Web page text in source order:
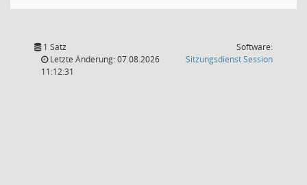
1 Satz
Letzte Änderung: 07.08.2026
11:12:31
Software:
SitzungsdienstSession(Wird in